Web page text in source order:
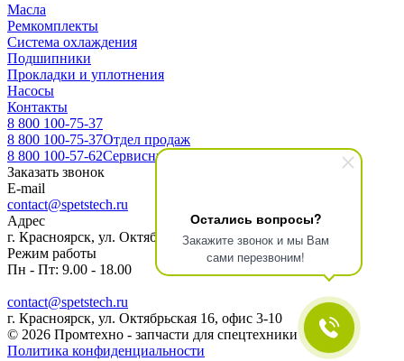
Остались вопросы?
Закажите звонок и мы Вам
сами перезвоним!
Масла
Ремкомплекты
Система охлаждения
Подшипники
Прокладки и уплотнения
Насосы
Контакты
8 800 100-75-37
8 800 100-75-37Отдел продаж
8 800 100-57-62Сервисный центр
Заказать звонок
E-mail
contact@spetstech.ru
Адрес
г. Красноярск, ул. Октябрьская 16, офис 3-10
Режим работы
Пн - Пт: 9.00 - 18.00
contact@spetstech.ru
г. Красноярск, ул. Октябрьская 16, офис 3-10
© 2026 Промтехно - запчасти для спецтехники
Политика конфиденциальности